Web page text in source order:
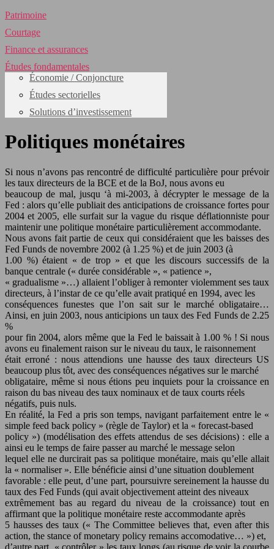
Patrimoine
Courtage
Finance et assurances
Études fondamentales
Économie / Conjoncture
Études sectorielles
Solutions d’investissement
Politiques monétaires
Si nous n’avons pas rencontré de difficulté particulière pour prévoir
les taux directeurs de la BCE et de la BoJ, nous avons eu
beaucoup de mal, jusqu ‘à mi-2003, à décrypter le message de la
Fed : alors qu’elle publiait des anticipations de croissance fortes pour
2004 et 2005, elle surfait sur la vague du risque déflationniste pour
maintenir une politique monétaire particulièrement accommodante.
Nous avons fait partie de ceux qui considéraient que les baisses des
Fed Funds de novembre 2002 (à 1.25 %) et de juin 2003 (à
1.00 %) étaient « de trop » et que les discours successifs de la
banque centrale (« durée considérable », « patience »,
« gradualisme »…) allaient l’obliger à remonter violemment ses taux
directeurs, à l’instar de ce qu’elle avait pratiqué en 1994, avec les
conséquences funestes que l’on sait sur le marché obligataire…
Ainsi, en juin 2003, nous anticipions un taux des Fed Funds de 2.25
%
pour fin 2004, alors même que la Fed le baissait à 1.00 % ! Si nous
avons eu finalement raison sur le niveau du taux, le raisonnement
était erroné : nous attendions une hausse des taux directeurs US
beaucoup plus tôt, avec des conséquences négatives sur le marché
obligataire, même si nous étions peu inquiets pour la croissance en
raison du bas niveau des taux nominaux et de taux courts réels
négatifs, puis nuls.
En réalité, la Fed a pris son temps, navigant parfaitement entre le «
simple feed back policy » (règle de Taylor) et la « forecast-based
policy ») (modélisation des effets attendus de ses décisions) : elle a
ainsi eu le temps de faire passer au marché le message selon
lequel elle ne durcirait pas sa politique monétaire, mais qu’elle allait
la « normaliser ». Elle bénéficie ainsi d’une situation doublement
favorable : elle peut, d’une part, poursuivre sereinement la hausse du
taux des Fed Funds (qui avait objectivement atteint des niveaux
extrêmement bas au regard du niveau de la croissance) tout en
affirmant que la politique monétaire reste accommodante après
5 hausses des taux (« The Committee believes that, even after this
action, the stance of monetary policy remains accomodative… ») et,
d’autre part, « contrôler » les taux longs (au risque de voir la courbe